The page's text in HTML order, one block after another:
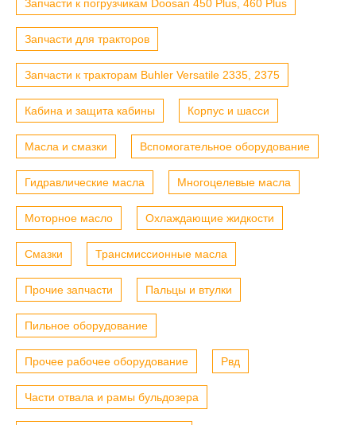
Запчасти к погрузчикам Doosan 450 Plus, 460 Plus
Запчасти для тракторов
Запчасти к тракторам Buhler Versatile 2335, 2375
Кабина и защита кабины Корпус и шасси
Масла и смазки Вспомогательное оборудование
Гидравлические масла Многоцелевые масла
Моторное масло Охлаждающие жидкости
Смазки Трансмиссионные масла
Прочие запчасти Пальцы и втулки
Пильное оборудование
Прочее рабочее оборудование Рвд
Части отвала и рамы бульдозера